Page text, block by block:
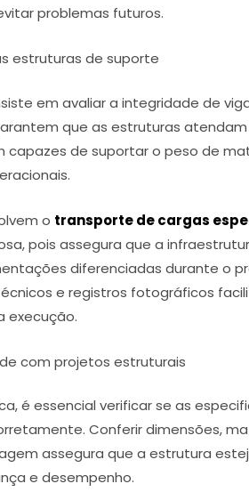
problemas futuros.
estruturas de suporte
em avaliar a integridade de
que as estruturas
capazes de suportar o peso de
o transporte de cargas
pois assegura que a
diferenciadas durante o
e registros fotográficos
execução.
com projetos estruturais
é essencial verificar se as
Conferir dimensões,
assegura que a estrutura
e desempenho.